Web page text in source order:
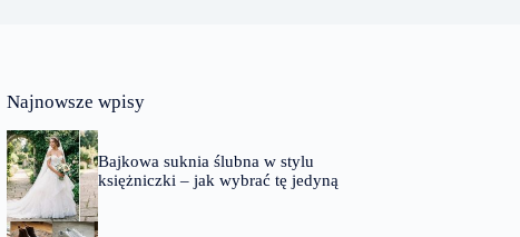
Najnowsze wpisy
Bajkowa suknia ślubna w stylu
księżniczki – jak wybrać tę jedyną